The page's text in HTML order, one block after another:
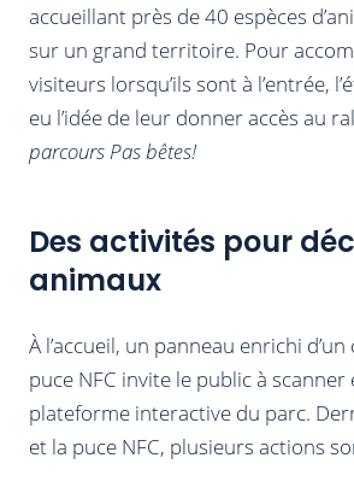
accueillant près de 40 espèces
sur un grand territoire. Pour
visiteurs lorsqu’ils sont à l’entrée,
eu l’idée de leur donner accès au
parcours Pas bêtes!
Des activités pour
animaux
À l’accueil, un panneau enrichi
puce NFC invite le public à
plateforme interactive du parc.
et la puce NFC, plusieurs actions